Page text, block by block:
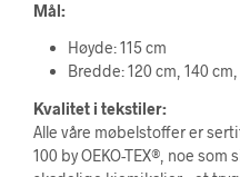
Mål:
Høyde: 115 cm
Bredde: 120 cm, 140
Kvalitet i tekstiler:
Alle våre møbelstoffer er
100 by OEKO-TEX®, noe